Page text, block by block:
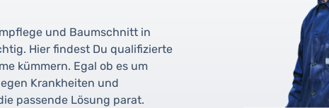
und Baumschnitt in
Hier findest Du qualifizierte
kümmern. Egal ob es um
Krankheiten und
passende Lösung parat.